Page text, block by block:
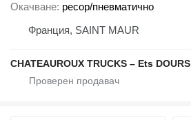
Окачване ресор/пневматично
Франция, SAINT MAUR
CHATEAUROUX TRUCKS – Ets DOURS